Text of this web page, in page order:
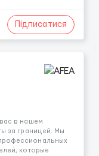
Підписатися
в нашем
за границей. Мы
которые